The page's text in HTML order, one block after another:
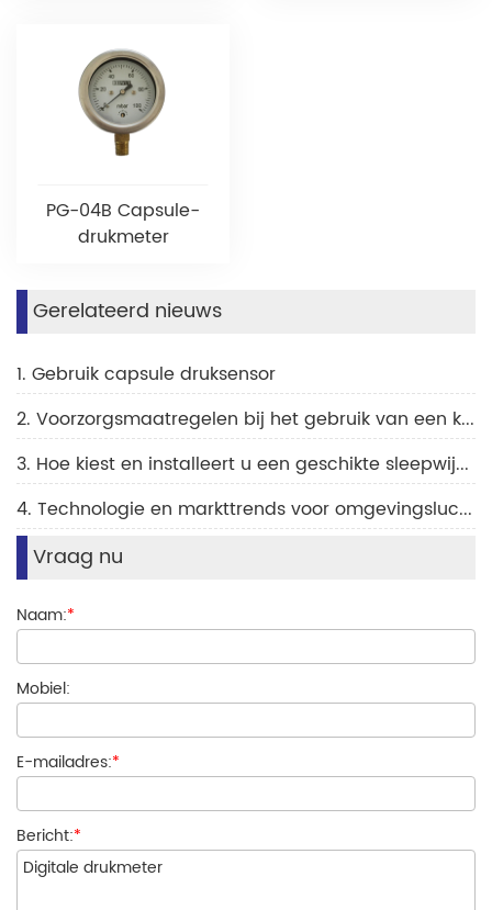
PG-04B Capsule-
drukmeter
Gerelateerd nieuws
1. Gebruik capsule druksensor
2. Voorzorgsmaatregelen bij het gebruik van een koelmanometer
3. Hoe kiest en installeert u een geschikte sleepwijzer-drukmeter?
4. Technologie en markttrends voor omgevingsluchtdruksensoren
Vraag nu
Naam:*
Mobiel:
E-mailadres:*
Bericht:*